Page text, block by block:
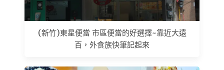
(新竹)東星便當 市區便當的好選擇~靠近大遠
百，外食族快筆記起來